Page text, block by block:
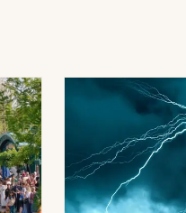
des sorties
en tournée